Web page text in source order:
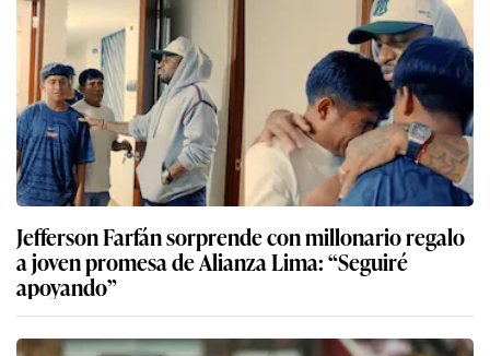
Jefferson Farfán sorprende con millonario regalo
a joven promesa de Alianza Lima: “Seguiré
apoyando”